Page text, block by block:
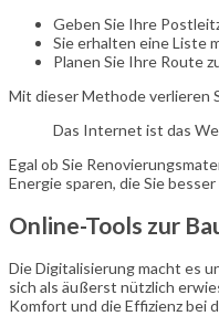
Geben Sie Ihre
Sie erhalten eine Liste
Planen Sie Ihre Route
Mit dieser Methode verlieren
Das Internet ist das
Egal ob Sie
Energie sparen, die Sie
Online-Tools zur
Die Digitalisierung macht es
sich als äußerst nützlich
Komfort und die Effizienz bei